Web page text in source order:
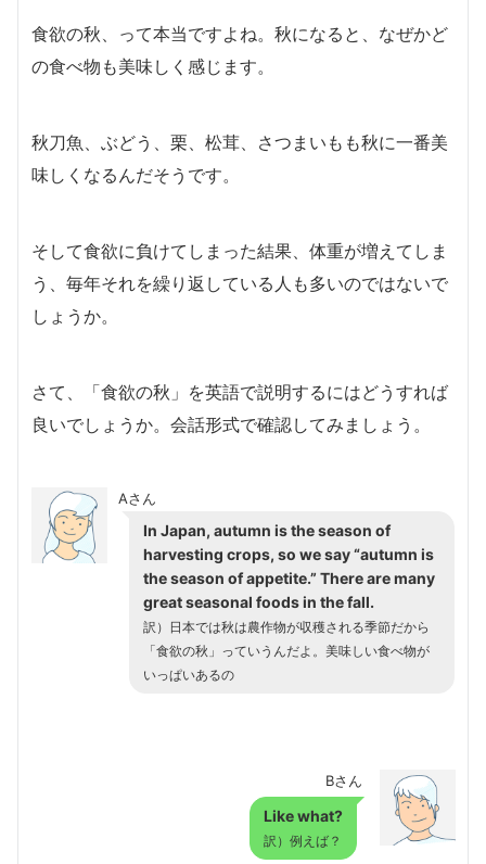
食欲の秋、って本当ですよね。秋になると、なぜかど
の食べ物も美味しく感じます。
秋刀魚、ぶどう、栗、松茸、さつまいもも秋に一番美
味しくなるんだそうです。
そして食欲に負けてしまった結果、体重が増えてしま
う、毎年それを繰り返している人も多いのではないで
しょうか。
さて、「食欲の秋」を英語で説明するにはどうすれば
良いでしょうか。会話形式で確認してみましょう。
Aさん
In Japan, autumn is the season of
harvesting crops, so we say “autumn is
the season of appetite.” There are many
great seasonal foods in the fall.
訳）日本では秋は農作物が収穫される季節だから
「食欲の秋」っていうんだよ。美味しい食べ物が
いっぱいあるの
Bさん
Like what?
訳）例えば？